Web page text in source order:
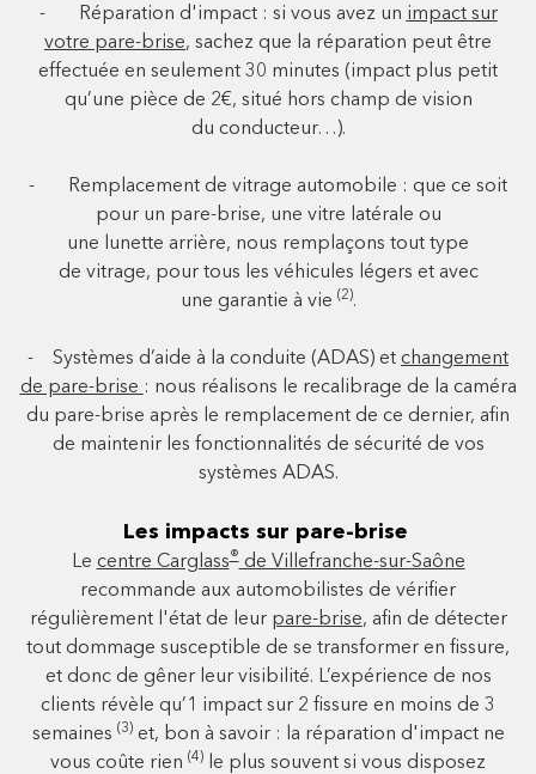
- Réparation d'impact : si vous avez un impact sur
votre pare-brise, sachez que la réparation peut être
effectuée en seulement 30 minutes (impact plus petit
qu’une pièce de 2€, situé hors champ de vision
du conducteur…).
- Remplacement de vitrage automobile : que ce soit
pour un pare-brise, une vitre latérale ou
une lunette arrière, nous remplaçons tout type
de vitrage, pour tous les véhicules légers et avec
une garantie à vie (2).
- Systèmes d’aide à la conduite (ADAS) et changement
de pare-brise : nous réalisons le recalibrage de la caméra
du pare-brise après le remplacement de ce dernier, afin
de maintenir les fonctionnalités de sécurité de vos
systèmes ADAS.
Les impacts sur pare-brise
Le centre Carglass®de Villefranche-sur-Saône
recommande aux automobilistes de vérifier
régulièrement l'état de leur pare-brise, afin de détecter
tout dommage susceptible de se transformer en fissure,
et donc de gêner leur visibilité. L’expérience de nos
clients révèle qu’1 impact sur 2 fissure en moins de 3
semaines (3)et, bon à savoir : la réparation d'impact ne
vous coûte rien (4)
le plus souvent si vous disposez